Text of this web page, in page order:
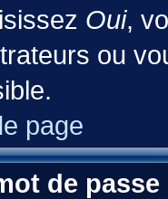
Oui,
ou
page
de passe